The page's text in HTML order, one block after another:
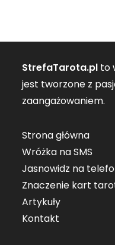
StrefaTarota.pl to
jest tworzone z
zaangażowaniem.
Strona główna
Wróżka na SMS
Jasnowidz na
Znaczenie kart
Artykuły
Kontakt